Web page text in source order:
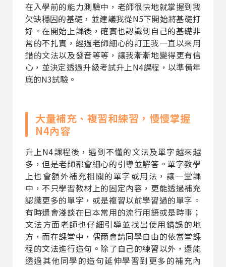
在入學前的能力測驗中，老師很快地就掌握到我
欠缺穩固的基礎，並建議我從N5下開始將基礎打
好。在開始上課後，確實也認識到自己的基礎非
常的不扎實，經過老師細心的訂正我一直以來用
錯的文法以及發音等等，讓我漸漸地變得更有信
心，並決定透過升級考試升上N4課程，以準備年
底的N3試驗。
大量補充、複習和練習，慢慢掌握
N4內容
升上N4課程後，遇到不懂的文法及單字越來越
多，但是老師都會細心的引導並解答。單字教學
上也會額外補充相關的單字或用法，讓一堂課
中，不只學習教材上的固定內容，更能透過補充
認識更多的單字，或是複習以前學習過的單字。
有時還會淺談在日本常用的流行用語或是時事；
文法方面老師也仔細引導並找出使用錯誤的地
方，而在課堂中，偶爾會請同學自由的依當堂課
程的文法進行造句。除了自己的練習以外，還能
透過其他同學的造句延伸學習到更多的補充內